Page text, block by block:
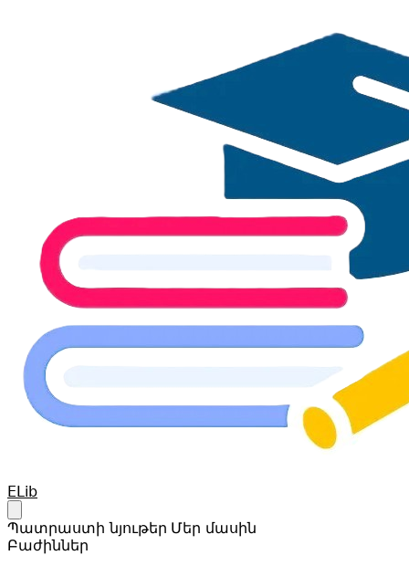
Your Company
ELib
Պատրաստի նյութեր Մեր մասին
Բաժիններ